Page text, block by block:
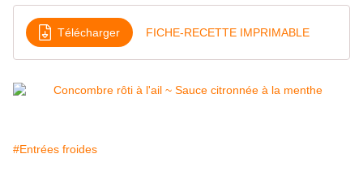
Télécharger FICHE-RECETTE IMPRIMABLE
#Entrées froides